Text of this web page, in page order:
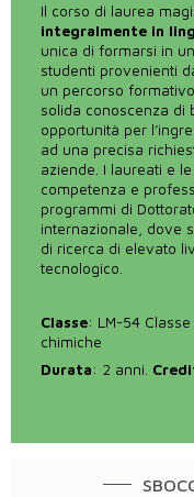
Il corso di laurea
integralmente in
unica di formarsi in
studenti provenienti
un percorso
solida conoscenza di
opportunità per
ad una precisa
aziende. I laureati e
competenza e
programmi di
internazionale, dove
di ricerca di elevato
tecnologico.
Classe: LM-54
chimiche
Durata: 2 anni.